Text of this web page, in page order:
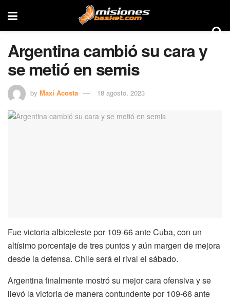
Argentina cambió su cara y
se metió en semis
by Maxi Acosta 18 agosto, 2023
Fue victoria albiceleste por 109-66 ante Cuba, con un
altísimo porcentaje de tres puntos y aún margen de mejora
desde la defensa. Chile será el rival el sábado.
Argentina finalmente mostró su mejor cara ofensiva y se
llevó la victoria de manera contundente por 109-66 ante